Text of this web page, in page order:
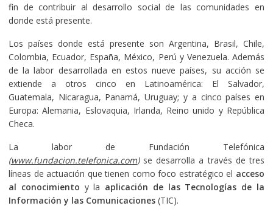
fin de contribuir al desarrollo social de las comunidades en
donde está presente.
Los países donde está presente son Argentina, Brasil, Chile,
Colombia, Ecuador, España, México, Perú y Venezuela. Además
de la labor desarrollada en estos nueve países, su acción se
extiende a otros cinco en Latinoamérica: El Salvador,
Guatemala, Nicaragua, Panamá, Uruguay; y a cinco países en
Europa: Alemania, Eslovaquia, Irlanda, Reino unido y República
Checa.
La labor de Fundación Telefónica
(www.fundacion.telefonica.com)se desarrolla a través de tres
líneas de actuación que tienen como foco estratégico el acceso
al conocimiento y la aplicación de las Tecnologías de la
Información y las Comunicaciones(TIC).